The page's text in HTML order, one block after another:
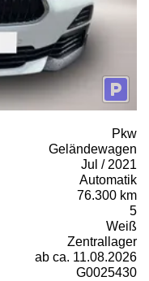
Pkw
Geländewagen
Jul / 2021
Automatik
76.300 km
5
Weiß
Zentrallager
ab ca. 11.08.2026
G0025430